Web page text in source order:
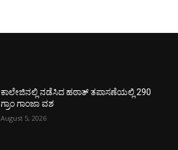
ಕಾಲೇಜಿನಲ್ಲಿ ನಡೆಸಿದ ಹಠಾತ್ ತಪಾಸಣೆಯಲ್ಲಿ 290
ಗ್ರಾಂ ಗಾಂಜಾ ವಶ
August 5, 2026